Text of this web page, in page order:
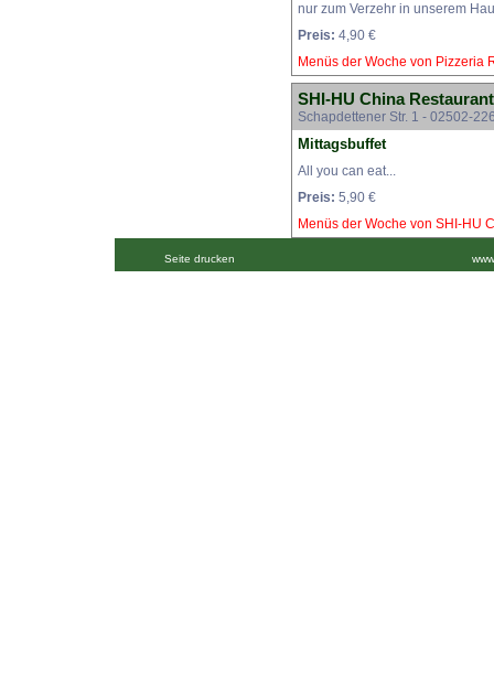
nur zum Verzehr in unserem
Preis: 4,90 €
Menüs der Woche von Pizzeria
SHI-HU China Restaurant
Schapdettener Str. 1 - 02502-
Mittagsbuffet
All you can eat...
Preis: 5,90 €
Menüs der Woche von SHI-HU
Seite drucken